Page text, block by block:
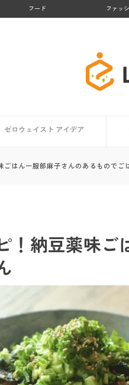
フード ファッ
言
ゼロウェイスト アイデア
ごはんー服部麻子さんのあるものでご
！納豆薬味ご